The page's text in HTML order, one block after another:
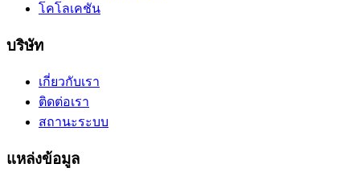
โคโลเคชัน
บริษัท
เกี่ยวกับเรา
ติดต่อเรา
สถานะระบบ
แหล่งข้อมูล